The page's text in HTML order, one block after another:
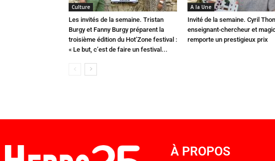
Culture
Les invités de la semaine. Tristan
Burgy et Fanny Burgy préparent la
troisième édition du Hot’Zone festival :
« Le but, c’est de faire un festival...
A la Une
Invité de la semaine. Cyril
enseignant-chercheur et
remporte un prestigieux prix
À PROPOS